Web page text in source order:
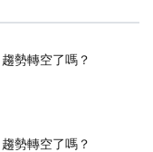
勢轉空了嗎？
勢轉空了嗎？